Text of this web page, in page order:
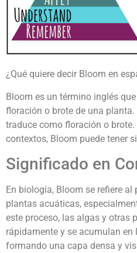
¿Qué quiere decir Bloom en
Bloom es un término inglés
floración o brote de una
traduce como floración o
contextos, Bloom puede tener
Significado en
En biología, Bloom se refiere
plantas acuáticas,
este proceso, las algas y otras
rápidamente y se acumulan en
formando una capa densa y